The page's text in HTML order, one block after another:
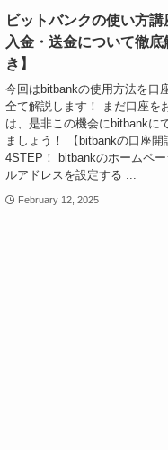
ビットバンクの使い方
入金・送金について徹
き】
今回はbitbankの使用方法を口
全て解説します！ まだ口座を
は、是非この機会にbitbankに
ましょう！ 【bitbankの口座開
4STEP！ bitbankのホームペ
ルアドレスを設定する ...
February 12, 2025